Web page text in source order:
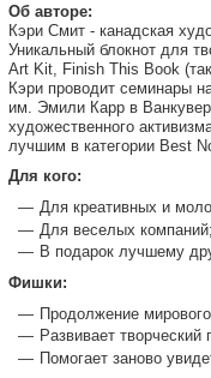
Об авторе:
Кэри Смит - канадская
Уникальный блокнот для
Art Kit, Finish This Book
Кэри проводит семинары
им. Эмили Карр в
художественного
лучшим в категории Best
Для кого:
Для креативных и
Для веселых компаний;
В подарок лучшему
Фишки:
Продолжение
Развивает творческий
Помогает заново